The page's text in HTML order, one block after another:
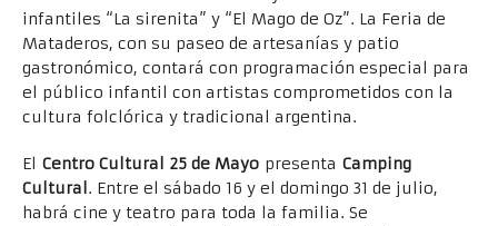
infantiles “La sirenita” y “El Mago de Oz”. La Feria de
Mataderos, con su paseo de artesanías y patio
gastronómico, contará con programación especial para
el público infantil con artistas comprometidos con la
cultura folclórica y tradicional argentina.
El Centro Cultural 25 de Mayo presenta Camping
Cultural. Entre el sábado 16 y el domingo 31 de julio,
habrá cine y teatro para toda la familia. Se